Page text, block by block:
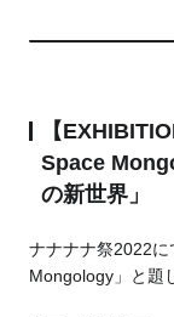
【
Space
の新世界」
ナナナナ祭2022
Mongology」と題